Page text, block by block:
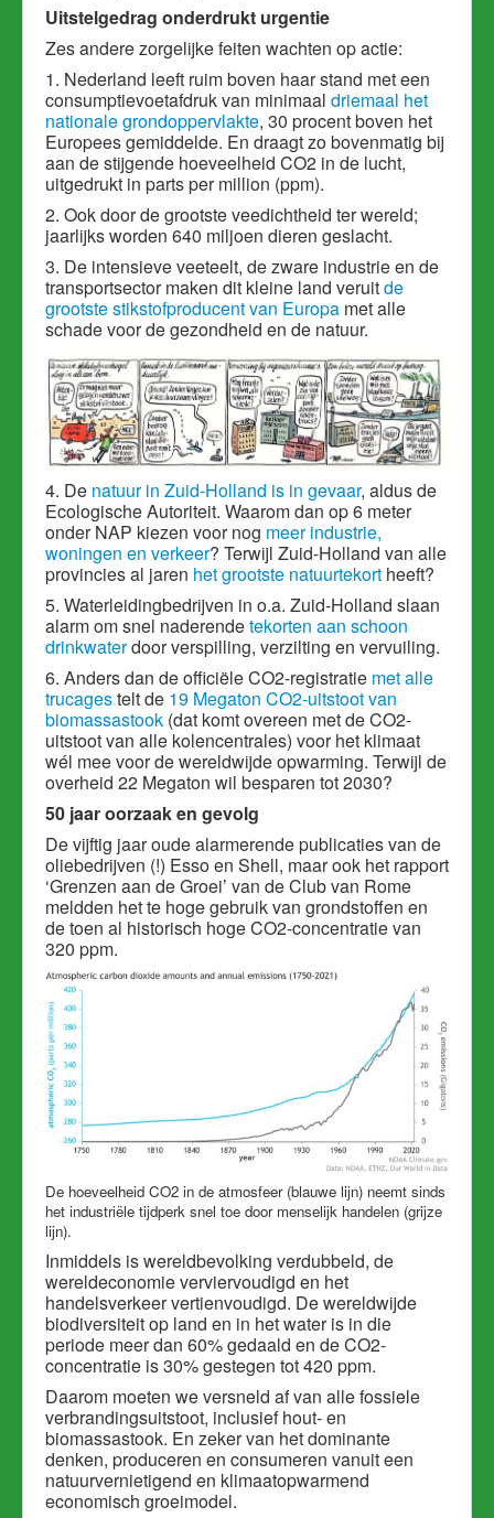
Uitstelgedrag onderdrukt urgentie
Zes andere zorgelijke feiten wachten op actie:
1. Nederland leeft ruim boven haar stand met een
consumptievoetafdruk van minimaal driemaal het
nationale grondoppervlakte, 30 procent boven het
Europees gemiddelde. En draagt zo bovenmatig bij
aan de stijgende hoeveelheid CO2 in de lucht,
uitgedrukt in parts per million (ppm).
2. Ook door de grootste veedichtheid ter wereld;
jaarlijks worden 640 miljoen dieren geslacht.
3. De intensieve veeteelt, de zware industrie en de
transportsector maken dit kleine land veruitde
grootste stikstofproducent van Europa met alle
schade voor de gezondheid en de natuur.
4. De natuur in Zuid-Holland is in gevaar, aldus de
Ecologische Autoriteit. Waarom dan op 6 meter
onder NAP kiezen voor nog meer industrie,
woningen en verkeer? Terwijl Zuid-Holland van alle
provincies al jaren het grootste natuurtekort heeft?
5. Waterleidingbedrijven in o.a. Zuid-Holland slaan
alarm om snel naderendetekorten aan schoon
drinkwaterdoor verspilling, verzilting en vervuiling.
6. Anders dan de officiële CO2-registratie met alle
trucagestelt de 19 Megaton CO2-uitstoot van
biomassastook (dat komt overeen met de CO2-
uitstoot van alle kolencentrales) voor het klimaat
wél mee voor de wereldwijde opwarming. Terwijl de
overheid 22 Megaton wil besparen tot 2030?
50 jaar oorzaak en gevolg
De vijftig jaar oude alarmerende publicaties van de
oliebedrijven (!) Esso en Shell, maar ook het rapport
‘Grenzen aan de Groei’ van de Club van Rome
meldden het te hoge gebruik van grondstoffen en
de toen al historisch hoge CO2-concentratie van
320 ppm.
De hoeveelheid CO2 in de atmosfeer (blauwe lijn) neemt sinds
het industriële tijdperk snel toe door menselijk handelen (grijze
lijn).
Inmiddels is wereldbevolking verdubbeld, de
wereldeconomie verviervoudigd en het
handelsverkeer vertienvoudigd. De wereldwijde
biodiversiteit op land en in het water is in die
periode meer dan 60% gedaald en de CO2-
concentratie is 30% gestegen tot 420 ppm.
Daarom moeten we versneld af van alle fossiele
verbrandingsuitstoot, inclusief hout- en
biomassastook. En zeker van het dominante
denken, produceren en consumeren vanuit een
natuurvernietigend en klimaatopwarmend
economisch groeimodel.